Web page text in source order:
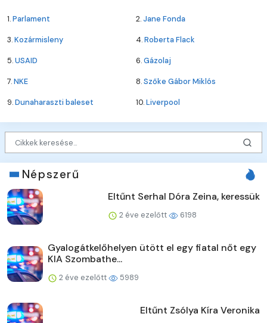
1.Parlament 2.Jane Fonda
3.Kozármisleny 4.Roberta Flack
5.USAID 6.Gázolaj
7.NKE 8.Szőke Gábor Miklós
9.Dunaharaszti baleset 10.Liverpool
Népszerű
Eltűnt Serhal Dóra Zeina, keressük
2 éve ezelőtt 6198
Gyalogátkelőhelyen ütött el egy fiatal nőt egy
KIA Szombathe...
2 éve ezelőtt 5989
Eltűnt Zsólya Kíra Veronika